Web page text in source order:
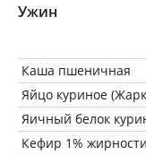
Ужин
Каша пшеничная
Яйцо куриное
Яичный белок
Кефир 1% жирности